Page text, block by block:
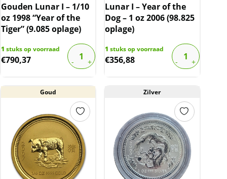
Gouden Lunar I – 1/10
oz 1998 “Year of the
Tiger” (9.085 oplage)
1 stuks op voorraad
€790,37
Lunar I – Year of the
Dog – 1 oz 2006 (98.825
oplage)
1 stuks op voorraad
€356,88
Goud Zilver